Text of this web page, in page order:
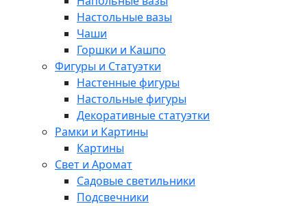
Настольные вазы
Чаши
Горшки и Кашпо
Фигуры и Статуэтки
Настенные фигуры
Настольные фигуры
Декоративные статуэтки
Рамки и Картины
Картины
Свет и Аромат
Садовые светильники
Подсвечники